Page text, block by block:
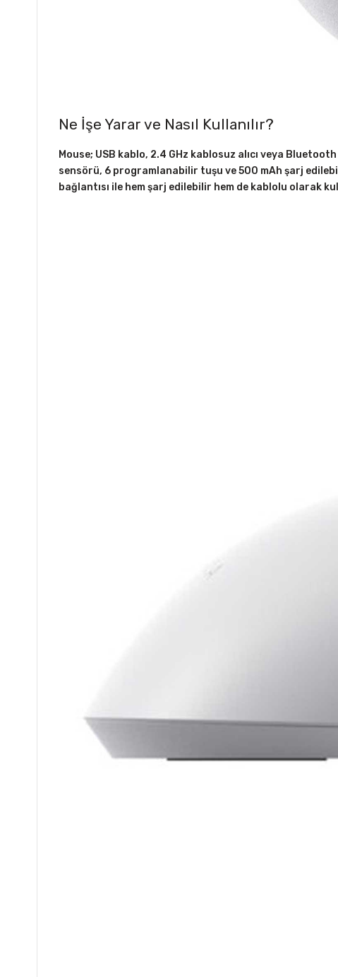
Ne İşe Yarar ve Nasıl Kullanılır?
Mouse; USB kablo, 2.4 GHz kablosuz alıcı veya
sensörü, 6 programlanabilir tuşu ve 500 mAh şarj
bağlantısı ile hem şarj edilebilir hem de kablolu olarak